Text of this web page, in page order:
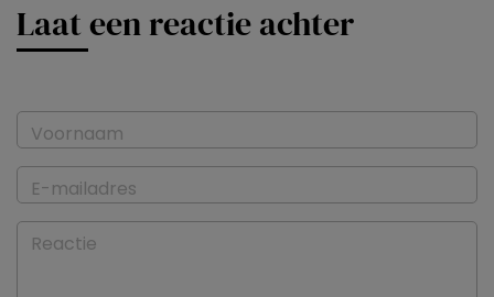
Laat een reactie achter
Voornaam
E-mailadres
Reactie